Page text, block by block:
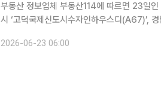
부동산 정보업체 부동산114에 따르면 23일
시 ‘고덕국제신도시수자인하우스디(A67)’,
첨자 발표는 경기 평택시 ‘평택고덕우미린프레
2026-06-23 06:00